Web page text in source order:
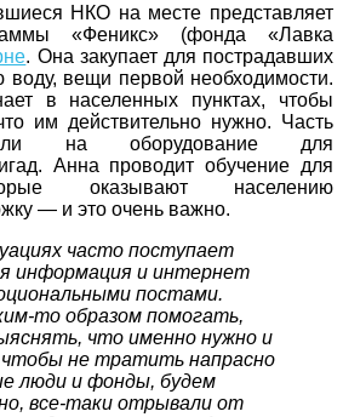
НКО на месте представляет
«Феникс» (фонда «Лавка
. Она закупает для пострадавших
воду, вещи первой необходимости.
в населенных пунктах, чтобы
им действительно нужно. Часть
на оборудование для
Анна проводит обучение для
оказывают населению
— и это очень важно.
часто поступает
информация и интернет
постами.
то образом помогать,
что именно нужно и
чтобы не тратить напрасно
люди и фонды, будем
все-таки отрывали от